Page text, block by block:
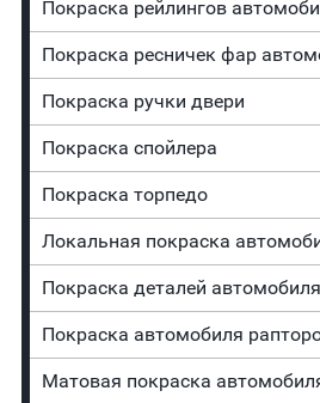
Покраска рейлингов
Покраска ресничек фар
Покраска ручки двери
Покраска спойлера
Покраска торпедо
Локальная покраска
Покраска деталей автомобиля
Покраска автомобиля
Матовая покраска